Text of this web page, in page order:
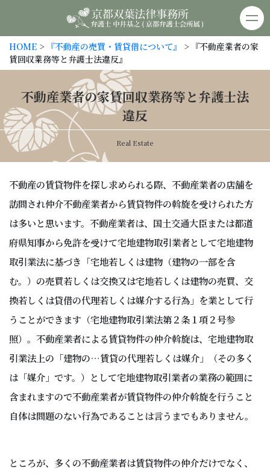
京都双葉法律事務所
HOME > 『不動産の売買・賃貸借について』
> 『不動産業者の家
賃回収業務等と弁護士法違反』
不動産業者の家賃回収業務等と弁護士法
違反
Real Estate
不動産の賃貸物件を探し求められる際、不動産業者の店舗を
訪問され仲介不動産業者から賃貸物件の斡旋を受けられた方
は多いと思います。不動産業者は、国土交通大臣または都道
府県知事から免許を受けて宅地建物取引業者として宅地建物
取引業法に基づき「宅地若しくは建物（建物の一部を含
む。）の売買若しくは交換又は宅地若しくは建物の売買、交
換若しくは貸借の代理若しくは媒介する行為」を業として行
うことができます（宅地建物取引業法第２条１項２号参
照）。不動産業者による賃貸物件の仲介斡旋は、宅地建物取
引業法上の「建物の…賃貸の代理若しくは媒介」（その多く
は「媒介」です。）として宅地建物取引業者の業務の範囲に
含まれますので不動産業者が賃貸物件の仲介斡旋を行うこと
自体は問題のない行為であることは言うまでもありません。
ところが、多くの不動産業者は賃貸物件の仲介だけでなく、